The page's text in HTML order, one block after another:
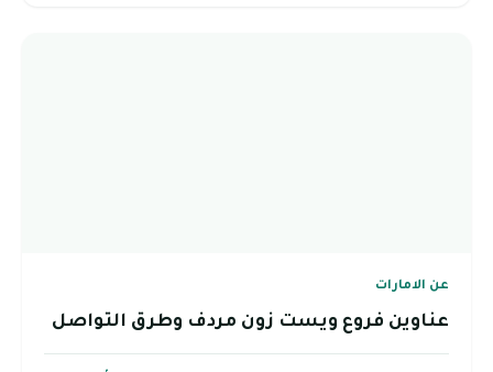
عن الامارات
عناوين فروع ويست زون مردف وطرق التواصل